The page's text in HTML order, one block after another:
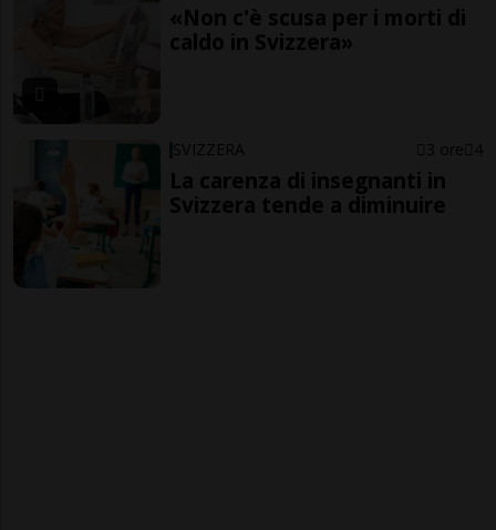
«Non c'è scusa per i morti di
caldo in Svizzera»
SVIZZERA 3 ore 4
La carenza di insegnanti in
Svizzera tende a diminuire